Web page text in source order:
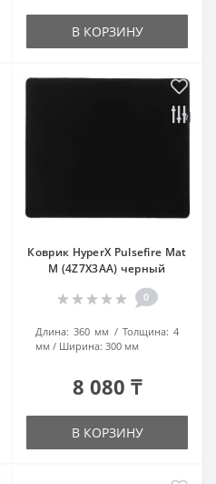
В КОРЗИНУ
Коврик HyperX Pulsefire Mat
M (4Z7X3AA) черный
0
Длина: 360 мм Толщина: 4
мм
Ширина: 300 мм
8 080 ₸
В КОРЗИНУ